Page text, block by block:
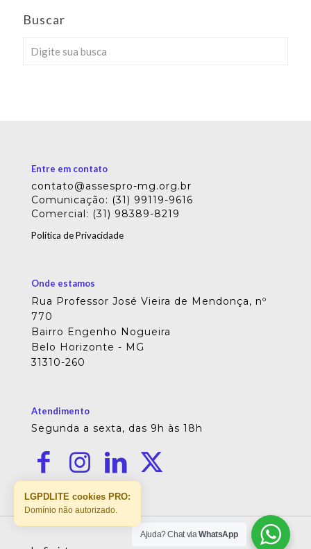
Buscar
Entre em contato
contato@assespro-mg.org.br
Comunicação: (31) 99119-9616
Comercial: (31) 98389-8219
Política de Privacidade
Onde estamos
Rua Professor José Vieira de Mendonça, nº
770
Bairro Engenho Nogueira
Belo Horizonte - MG
31310-260
Atendimento
Segunda a sexta, das 9h às 18h
Ajuda? Chat viaWhatsApp
LGPDLITE cookies PRO:
Domínio não autorizado.